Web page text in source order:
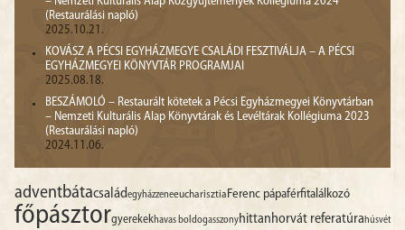
(Restaurálási napló)
2025.10.21.
KOVÁSZ A PÉCSI EGYHÁZMEGYE CSALÁDI FESZTIVÁLJA – A PÉCSI
EGYHÁZMEGYEI KÖNYVTÁR PROGRAMJAI
2025.08.18.
BESZÁMOLÓ – Restaurált kötetek a Pécsi Egyházmegyei Könyvtárban
– Nemzeti Kulturális Alap Könyvtárak és Levéltárak Kollégiuma 2023
(Restaurálási napló)
2024.11.06.
adventbátacsaládegyházzeneeucharisztia Ferenc pápaférfitalálkozó
főpásztorgyerekekhavas boldogasszonyhittanhorvát referatúrahúsvét